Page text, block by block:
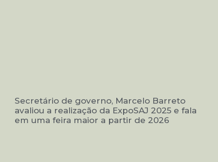
Secretário de governo, Marcelo Barreto
avaliou a realização da ExpoSAJ 2025 e fala
em uma feira maior a partir de 2026